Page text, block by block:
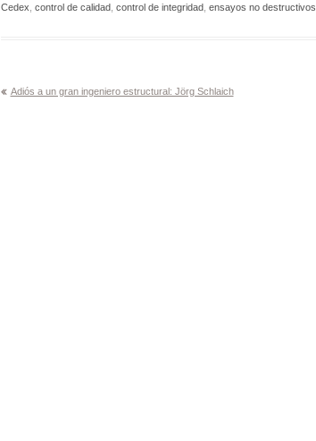
Cedex control de calidad control de integridad ensayos no destructivos
Navegación
Adiós a un gran ingeniero estructural: Jörg Schlaich